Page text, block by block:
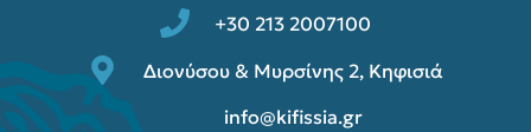
+30 213 2007100
Διονύσου & Μυρσίνης 2, Κηφισιά
info@kifissia.gr